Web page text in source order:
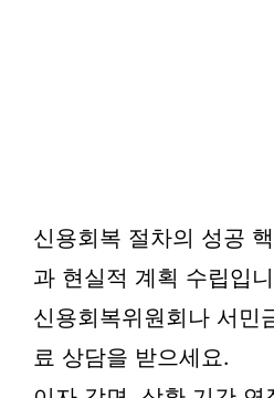
신용회복 절차의 성공
과 현실적 계획 수립입
신용회복위원회나 서민
료 상담을 받으세요.